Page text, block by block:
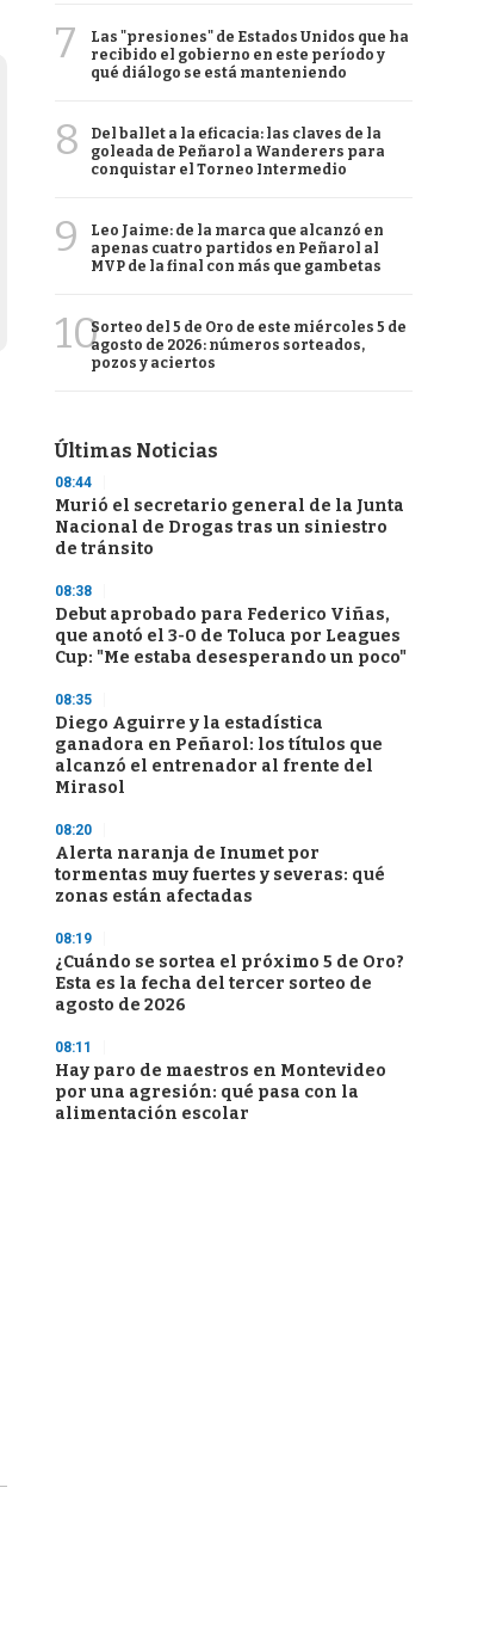
7
Las "presiones" de Estados Unidos que ha
recibido el gobierno en este período y
qué diálogo se está manteniendo
8
Del ballet a la eficacia: las claves de la
goleada de Peñarol a Wanderers para
conquistar el Torneo Intermedio
9
Leo Jaime: de la marca que alcanzó en
apenas cuatro partidos en Peñarol al
MVP de la final con más que gambetas
10Sorteo del 5 de Oro de este miércoles 5 de
agosto de 2026: números sorteados,
pozos y aciertos
Últimas Noticias
08:44
Murió el secretario general de la Junta
Nacional de Drogas tras un siniestro
de tránsito
08:38
Debut aprobado para Federico Viñas,
que anotó el 3-0 de Toluca por Leagues
Cup: "Me estaba desesperando un poco"
08:35
Diego Aguirre y la estadística
ganadora en Peñarol: los títulos que
alcanzó el entrenador al frente del
Mirasol
08:20
Alerta naranja de Inumet por
tormentas muy fuertes y severas: qué
zonas están afectadas
08:19
¿Cuándo se sortea el próximo 5 de Oro?
Esta es la fecha del tercer sorteo de
agosto de 2026
08:11
Hay paro de maestros en Montevideo
por una agresión: qué pasa con la
alimentación escolar